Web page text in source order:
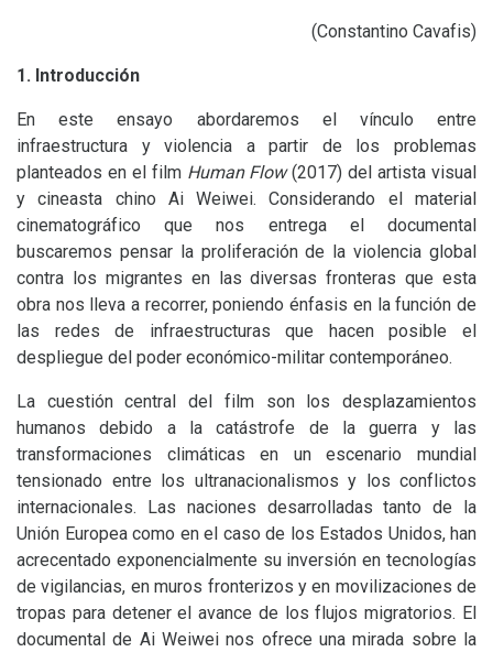
(Constantino Cavafis)
1. Introducción
En este ensayo abordaremos el vínculo entre
infraestructura y violencia a partir de los problemas
planteados en el film Human Flow(2017) del artista visual
y cineasta chino Ai Weiwei. Considerando el material
cinematográfico que nos entrega el documental
buscaremos pensar la proliferación de la violencia global
contra los migrantes en las diversas fronteras que esta
obra nos lleva a recorrer, poniendo énfasis en la función de
las redes de infraestructuras que hacen posible el
despliegue del poder económico-militar contemporáneo.
La cuestión central del film son los desplazamientos
humanos debido a la catástrofe de la guerra y las
transformaciones climáticas en un escenario mundial
tensionado entre los ultranacionalismos y los conflictos
internacionales. Las naciones desarrolladas tanto de la
Unión Europea como en el caso de los Estados Unidos, han
acrecentado exponencialmente su inversión en tecnologías
de vigilancias, en muros fronterizos y en movilizaciones de
tropas para detener el avance de los flujos migratorios. El
documental de Ai Weiwei nos ofrece una mirada sobre la